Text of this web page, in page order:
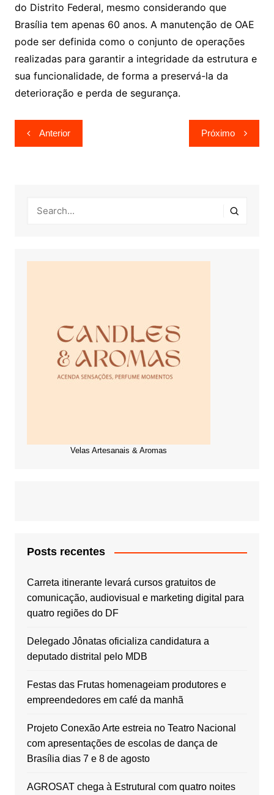
do Distrito Federal, mesmo considerando que
Brasília tem apenas 60 anos. A manutenção de OAE
pode ser definida como o conjunto de operações
realizadas para garantir a integridade da estrutura e
sua funcionalidade, de forma a preservá-la da
deterioração e perda de segurança.
Navegação
de
Anterior Próximo
Velas Artesanais & Aromas
Posts recentes
Carreta itinerante levará cursos gratuitos de
comunicação, audiovisual e marketing digital para
quatro regiões do DF
Delegado Jônatas oficializa candidatura a
deputado distrital pelo MDB
Festas das Frutas homenageiam produtores e
empreendedores em café da manhã
Projeto Conexão Arte estreia no Teatro Nacional
com apresentações de escolas de dança de
Brasília dias 7 e 8 de agosto
AGROSAT chega à Estrutural com quatro noites